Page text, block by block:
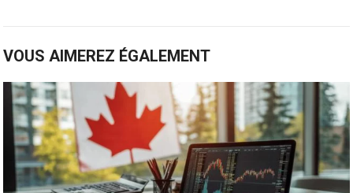
VOUS AIMEREZ ÉGALEMENT